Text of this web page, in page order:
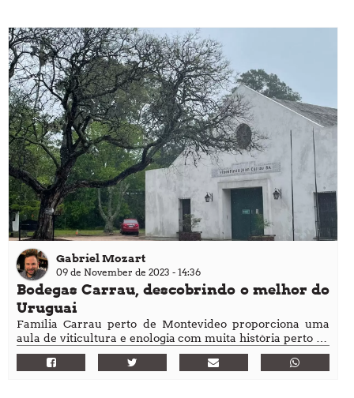
Gabriel Mozart
09 de November de 2023 - 14:36
Bodegas Carrau, descobrindo o melhor do
Uruguai
Família Carrau perto de Montevideo proporciona uma
aula de viticultura e enologia com muita história perto da
capital.